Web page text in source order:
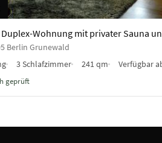
Duplex-Wohnung mit privater Sauna
Berlin Grunewald
3 Schlafzimmer 241 qm Verfügbar
geprüft